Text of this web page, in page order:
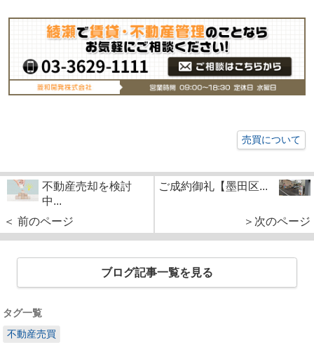
売買について
不動産売却を検討
中...
＜ 前のページ
ご成約御礼【墨田区...
＞次のページ
ブログ記事一覧を見る
タグ一覧
不動産売買